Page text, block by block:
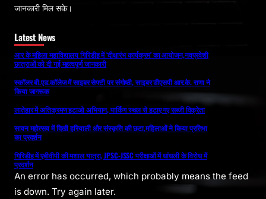
जानकारी मिल सके।
Latest News
आर के महिला महाविद्यालय गिरिडीह में ‘दीक्षारंभ कार्यक्रम’ का आयोजन,नवप्रवेशी
छात्राओं को दी गई महत्वपूर्ण जानकारी
स्कॉलर बी.एड.कॉलेज में साइबर सेफ्टी पर संगोष्ठी, साइबर डीएसपी आर.के. राणा ने
किया जागरूक
लातेहार में अतिक्रमण हटाओ अभियान, पार्किंग स्थल से हटाए गए सब्जी विक्रेता
सावन महोत्सव में दिखी हरियाली और संस्कृति की छटा,महिलाओं ने किया प्रतिभा
का प्रदर्शन
गिरिडीह में एबीवीपी की मशाल यात्रा, JPSC-JSSC परीक्षाओं में धांधली के विरोध में
प्रदर्शन
An error has occurred, which probably means the feed
is down. Try again later.